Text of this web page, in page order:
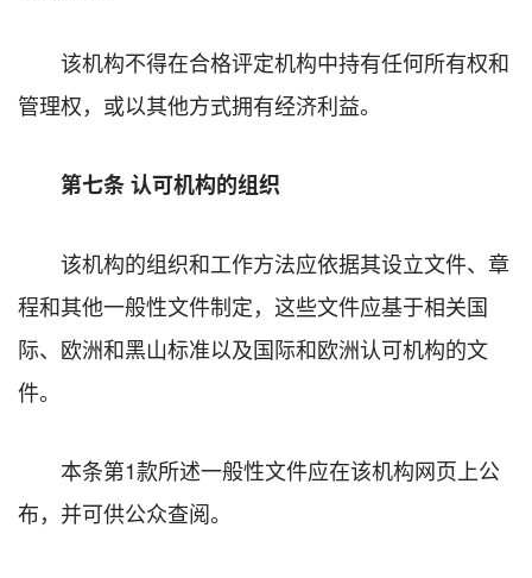
该机构不得在合格评定机构中持有任何所有权和
管理权，或以其他方式拥有经济利益。
第七条 认可机构的组织
该机构的组织和工作方法应依据其设立文件、章
程和其他一般性文件制定，这些文件应基于相关国
际、欧洲和黑山标准以及国际和欧洲认可机构的文
件。
本条第1款所述一般性文件应在该机构网页上公
布，并可供公众查阅。